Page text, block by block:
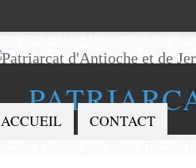
ACCUEIL CONTACT